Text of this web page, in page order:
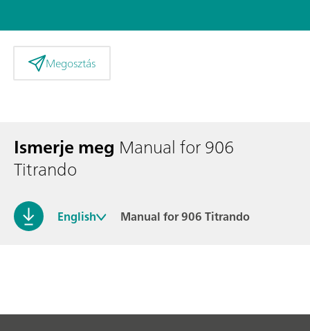
Megosztás
Ismerje meg Manual for 906
Titrando
English Manual for 906 Titrando